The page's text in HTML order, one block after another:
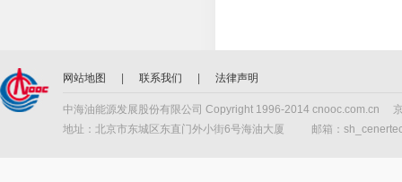
网站地图 联系我们 法律声明
中海油能源发展股份有限公司 Copyright 1996-2014 cnooc.com.cn
地址：北京市东城区东直门外小街6号海油大厦 邮箱：